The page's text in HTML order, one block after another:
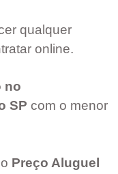
qualquer
online.
no
SP com o menor
Preço Aluguel